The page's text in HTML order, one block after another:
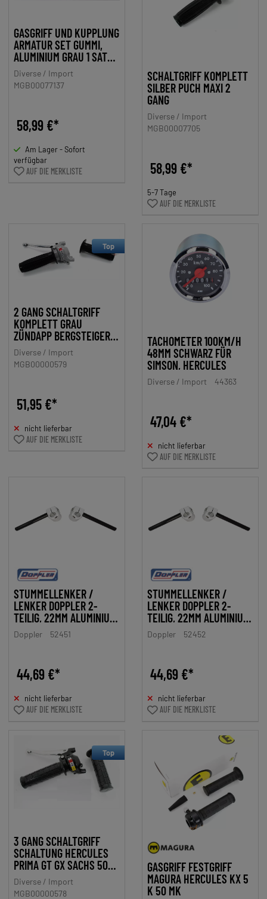
GASGRIFF UND KUPPLUNG
ARMATUR SET GUMMI,
ALUMINIUM GRAU 1 SATZ
ZÜNDAPP, KREIDLER,
HERCULES, PUCH, DKW,
KTM MOFA, MOPED,
Diverse / Import
MGB00077137
58,99 €*
Am Lager - Sofort
verfügbar
AUF DIE MERKLISTE
SCHALTGRIFF KOMPLETT
SILBER PUCH MAXI 2
GANG
Diverse / Import
MGB00007705
58,99 €*
5-7 Tage
AUF DIE MERKLISTE
Top
2 GANG SCHALTGRIFF
KOMPLETT GRAU
ZÜNDAPP BERGSTEIGER
ZR
Diverse / Import
MGB00000579
51,95 €*
nicht lieferbar
AUF DIE MERKLISTE
TACHOMETER 100KM/H
48MM SCHWARZ FÜR
SIMSON, HERCULES
Diverse / Import 44363
47,04 €*
nicht lieferbar
AUF DIE MERKLISTE
STUMMELLENKER /
LENKER DOPPLER 2-
TEILIG, 22MM ALUMINIUM
SCHWARZ D.28MM
KLEMMUNG FÜR MOFA
Doppler 52451
44,69 €*
nicht lieferbar
AUF DIE MERKLISTE
STUMMELLENKER /
LENKER DOPPLER 2-
TEILIG, 22MM ALUMINIUM
SCHWARZ D.30MM
KLEMMUNG FÜR MOFA
Doppler 52452
44,69 €*
nicht lieferbar
AUF DIE MERKLISTE
Top
3 GANG SCHALTGRIFF
SCHALTUNG HERCULES
PRIMA GT GX SACHS 506
PRONTO PRESTO
Diverse / Import
MGB00000578
GASGRIFF FESTGRIFF
MAGURA HERCULES KX 5
K 50 MK